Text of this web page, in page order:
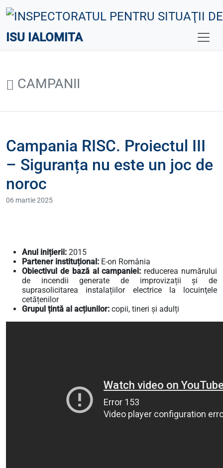
ISU IALOMITA
CAMPANII
Campania RISC. Proiectul III
– Siguranța nu este un joc de
noroc
06 martie 2025
Anul inițierii: 2015
Partener instituțional: E-on România
Obiectivul de bază al campaniei: reducerea numărului
de incendii generate de improvizații și de
suprasolicitarea instalațiilor electrice la locuinţele
cetățenilor
Grupul țintă al acțiunilor: copii, tineri și adulți